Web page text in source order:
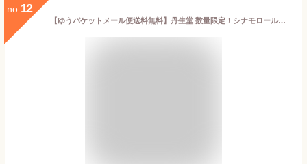
no. 12
【ゆうパケットメール便送料無料】丹生堂 数量限定！シナモロールクッキー クランチチョコ（ミルク＆ミント） 1箱（9個入）【 チョコレート 義理チョコ プレゼント 個包装 キャラクター サンリオ】【販促品 バレンタイン 景品 お菓子 駄菓子】